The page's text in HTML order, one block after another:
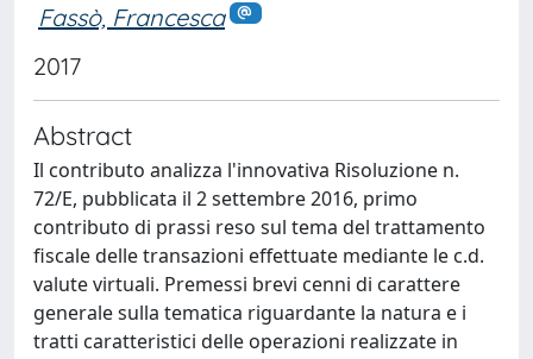
Fassò, Francesca
2017
Abstract
Il contributo analizza l'innovativa Risoluzione n.
72/E, pubblicata il 2 settembre 2016, primo
contributo di prassi reso sul tema del trattamento
fiscale delle transazioni effettuate mediante le c.d.
valute virtuali. Premessi brevi cenni di carattere
generale sulla tematica riguardante la natura e i
tratti caratteristici delle operazioni realizzate in